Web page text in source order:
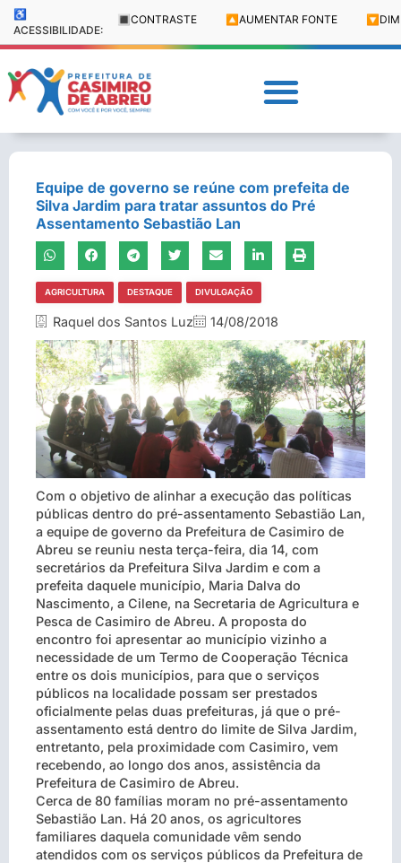
♿
ACESSIBILIDADE:
🔳 CONTRASTE 🔼 AUMENTAR FONTE 🔽
Equipe de governo se reúne com prefeita de
Silva Jardim para tratar assuntos do Pré
Assentamento Sebastião Lan
AGRICULTURA DESTAQUE DIVULGAÇÃO
Raquel dos Santos Luz 14/08/2018
Com o objetivo de alinhar a execução das políticas
públicas dentro do pré-assentamento Sebastião Lan,
a equipe de governo da Prefeitura de Casimiro de
Abreu se reuniu nesta terça-feira, dia 14, com
secretários da Prefeitura Silva Jardim e com a
prefeita daquele município, Maria Dalva do
Nascimento, a Cilene, na Secretaria de Agricultura e
Pesca de Casimiro de Abreu. A proposta do
encontro foi apresentar ao município vizinho a
necessidade de um Termo de Cooperação Técnica
entre os dois municípios, para que o serviços
públicos na localidade possam ser prestados
oficialmente pelas duas prefeituras, já que o pré-
assentamento está dentro do limite de Silva Jardim,
entretanto, pela proximidade com Casimiro, vem
recebendo, ao longo dos anos, assistência da
Prefeitura de Casimiro de Abreu.
Cerca de 80 famílias moram no pré-assentamento
Sebastião Lan. Há 20 anos, os agricultores
familiares daquela comunidade vêm sendo
atendidos com os serviços públicos da Prefeitura de